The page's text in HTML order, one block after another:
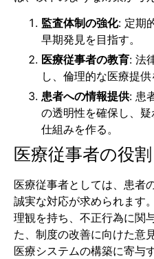
監査体制の強化: 定期
早期発見を目指す。
医療従事者の教育: 法
し、倫理的な医療提供
患者への情報提供: 患
の透明性を確保し、
仕組みを作る。
医療従事者の役割
医療従事者としては、患者
誠実な対応が求められます
理観を持ち、不正行為に関
た、制度の改善に向けた意
医療システムの構築に寄与